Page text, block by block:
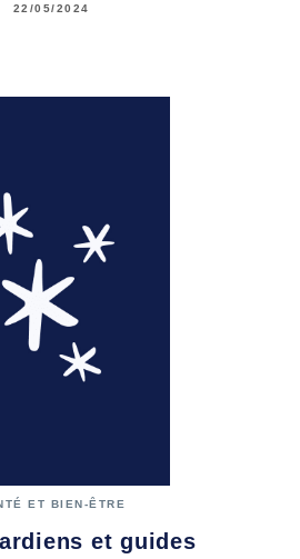
22/05/2024
ET BIEN-ÊTRE
et guides